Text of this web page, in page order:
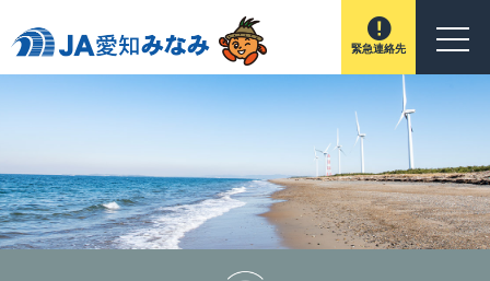
緊急連絡先